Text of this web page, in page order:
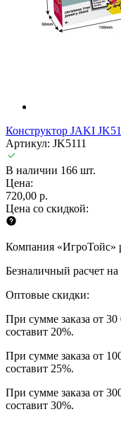
Конструктор JAKI
Артикул: JK5111
В наличии 166 шт.
Цена:
720,00 р.
Цена со скидкой:
Компания «ИгроТойс»
Безналичный расчет
Оптовые скидки:
При сумме заказа от
составит 20%.
При сумме заказа от
составит 25%.
При сумме заказа от
составит 30%.